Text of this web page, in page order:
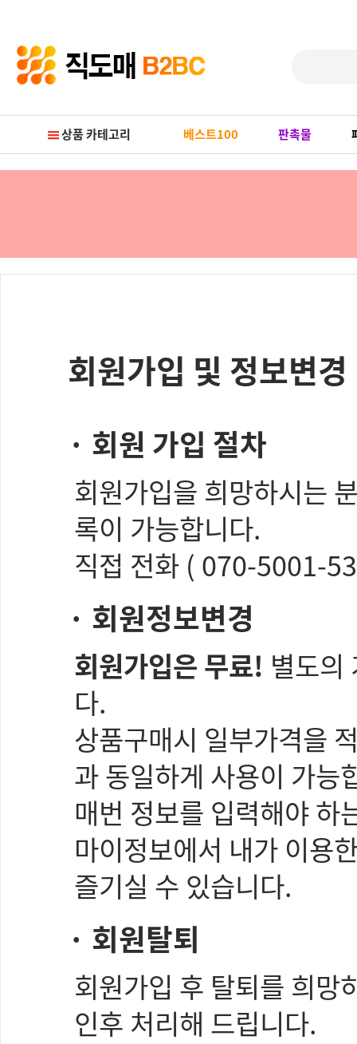
Prev Next
상품 카테고리 베스트100 판촉물
회원가입 및 정보변경
· 회원 가입 절차
회원가입을 희망하시는
록이 가능합니다.
직접 전화 ( 070-5001-
· 회원정보변경
회원가입은 무료! 별도의
다.
상품구매시 일부가격을
과 동일하게 사용이 가능
매번 정보를 입력해야 하
마이정보에서 내가 이용
즐기실 수 있습니다.
· 회원탈퇴
회원가입 후 탈퇴를 희망
인후 처리해 드립니다.